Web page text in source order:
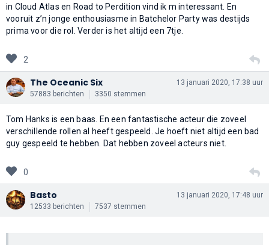
in Cloud Atlas en Road to Perdition vind ik m interessant. En
vooruit z’n jonge enthousiasme in Batchelor Party was destijds
prima voor die rol. Verder is het altijd een 7tje.
2
The Oceanic Six
57883 berichten 3350 stemmen
13 januari 2020, 17:38 uur
Tom Hanks is een baas. En een fantastische acteur die zoveel
verschillende rollen al heeft gespeeld. Je hoeft niet altijd een bad
guy gespeeld te hebben. Dat hebben zoveel acteurs niet.
0
Basto
12533 berichten 7537 stemmen
13 januari 2020, 17:48 uur